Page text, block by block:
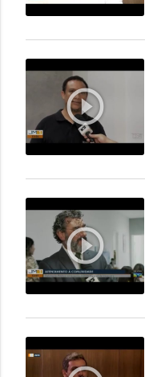
play_circle_outline
play_circle_outline